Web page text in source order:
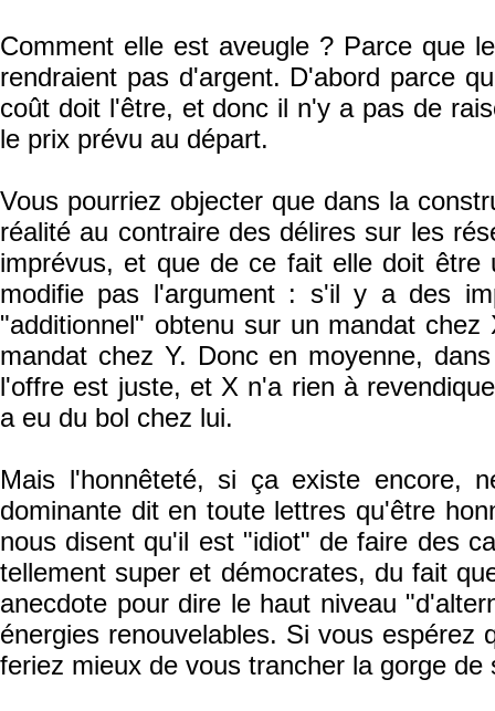
Comment elle est aveugle ? Parce que
rendraient pas d'argent. D'abord parce
coût doit l'être, et donc il n'y a pas de
le prix prévu au départ.
Vous pourriez objecter que dans la
réalité au contraire des délires sur les
imprévus, et que de ce fait elle doit
modifie pas l'argument : s'il y a des
"additionnel" obtenu sur un mandat
mandat chez Y. Donc en moyenne,
l'offre est juste, et X n'a rien à
a eu du bol chez lui.
Mais l'honnêteté, si ça existe encore,
dominante dit en toute lettres qu'être
nous disent qu'il est "idiot" de faire des
tellement super et démocrates, du fait
anecdote pour dire le haut niveau
énergies renouvelables. Si vous
feriez mieux de vous trancher la gorge